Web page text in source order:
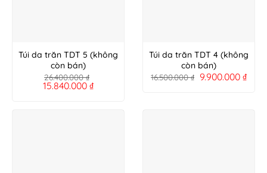
Túi da trăn TDT 5 (không
còn bán)
26.400.000₫
15.840.000 ₫
Túi da trăn TDT 4 (không
còn bán)
16.500.000₫ 9.900.000 ₫